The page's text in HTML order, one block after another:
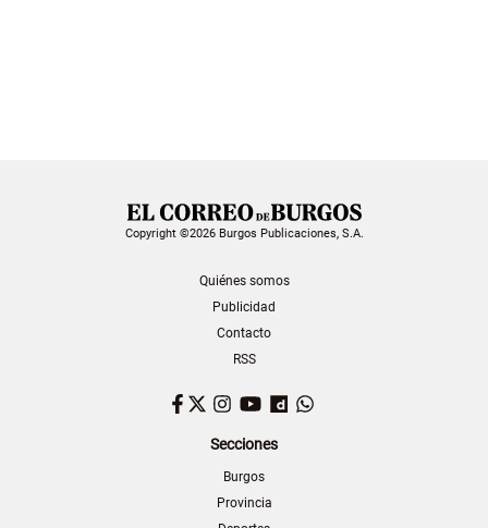
Copyright ©2026 Burgos Publicaciones, S.A.
Quiénes somos
Publicidad
Contacto
RSS
Facebook
TwitterInstagram
YouTubeDailymotion
Secciones
Burgos
Provincia